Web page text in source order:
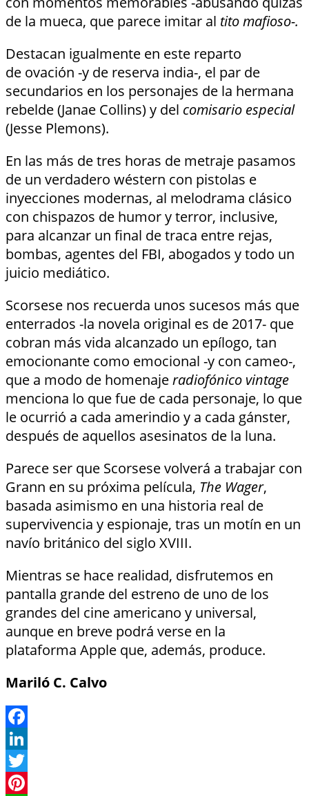
de la mueca, que parece imitar al titomafioso-.
Destacan igualmente en este reparto
de ovación -y de reserva india-, el par de
secundarios en los personajes de la hermana
rebelde (Janae Collins) y del comisario especial
(Jesse Plemons).
En las más de tres horas de metraje pasamos
de un verdadero wéstern con pistolas e
inyecciones modernas, al melodrama clásico
con chispazos de humor y terror, inclusive,
para alcanzar un final de traca entre rejas,
bombas, agentes del FBI, abogados y todo un
juicio mediático.
Scorsese nos recuerda unos sucesos más que
enterrados -la novela original es de 2017- que
cobran más vida alcanzado un epílogo, tan
emocionante como emocional -y con cameo-,
que a modo de homenajeradiofónico vintage
menciona lo que fue de cada personaje, lo que
le ocurrió a cada amerindio y a cada gánster,
después de aquellos asesinatos de la luna.
Parece ser que Scorsese volverá a trabajar con
Grann en su próxima película, The Wager,
basada asimismo en una historia real de
supervivencia y espionaje, tras un motín en un
navío británico del siglo XVIII.
Mientras se hace realidad, disfrutemos en
pantalla grande del estreno de uno de los
grandes del cine americano y universal,
aunque en breve podrá verse en la
plataforma Apple que, además, produce.
Mariló C. Calvo
Facebook
LinkedIn
Twitter